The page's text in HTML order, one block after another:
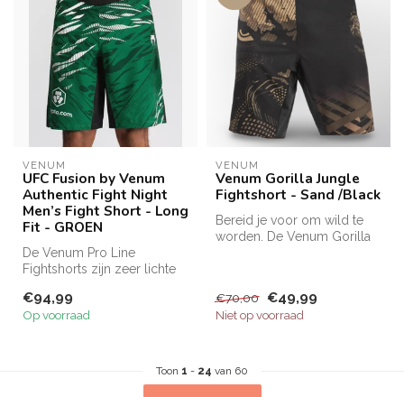
VENUM
UFC Fusion by Venum
Authentic Fight Night
Men’s Fight Short - Long
Fit - GROEN
De Venum Pro Line
Fightshorts zijn zeer lichte
het bov...
€94,99
Op voorraad
VENUM
Venum Gorilla Jungle
Fightshort - Sand /Black
Bereid je voor om wild te
worden. De Venum Gorilla
€70,00 €49,99
Niet op voorraad
Toon 1 - 24 van 60